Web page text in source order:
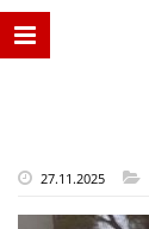
27.11.2025